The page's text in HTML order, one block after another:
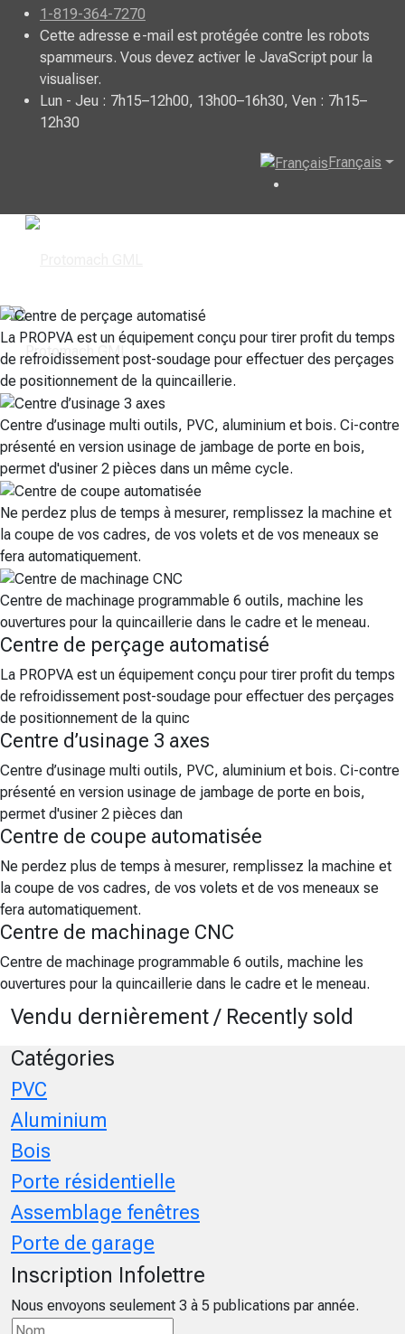
1-819-364-7270
Cette adresse e-mail est protégée contre les robots
spammeurs. Vous devez activer le JavaScript pour la
visualiser.
Lun - Jeu : 7h15–12h00, 13h00–16h30, Ven : 7h15–
12h30
Français
La PROPVA est un équipement conçu pour tirer profit du temps
de refroidissement post-soudage pour effectuer des perçages
de positionnement de la quincaillerie.
Centre d’usinage multi outils, PVC, aluminium et bois. Ci-contre
présenté en version usinage de jambage de porte en bois,
permet d'usiner 2 pièces dans un même cycle.
Ne perdez plus de temps à mesurer, remplissez la machine et
la coupe de vos cadres, de vos volets et de vos meneaux se
fera automatiquement.
Centre de machinage programmable 6 outils, machine les
ouvertures pour la quincaillerie dans le cadre et le meneau.
Centre de perçage automatisé
La PROPVA est un équipement conçu pour tirer profit du temps
de refroidissement post-soudage pour effectuer des perçages
de positionnement de la quinc
Centre d’usinage 3 axes
Centre d’usinage multi outils, PVC, aluminium et bois. Ci-contre
présenté en version usinage de jambage de porte en bois,
permet d'usiner 2 pièces dan
Centre de coupe automatisée
Ne perdez plus de temps à mesurer, remplissez la machine et
la coupe de vos cadres, de vos volets et de vos meneaux se
fera automatiquement.
Centre de machinage CNC
Centre de machinage programmable 6 outils, machine les
ouvertures pour la quincaillerie dans le cadre et le meneau.
Vendu dernièrement / Recently sold
Catégories
PVC
Aluminium
Bois
Porte résidentielle
Assemblage fenêtres
Porte de garage
Inscription Infolettre
Nous envoyons seulement 3 à 5 publications par année.